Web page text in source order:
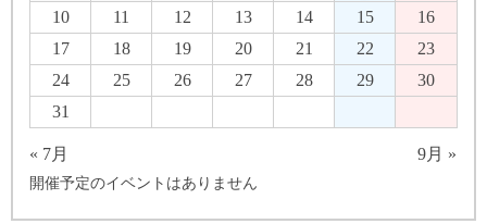
10
11 12 13 14 15
16
17
18 19 20 21 22
23
24
25 26 27 28 29
30
31
« 7月 9月 »
開催予定のイベントはありません